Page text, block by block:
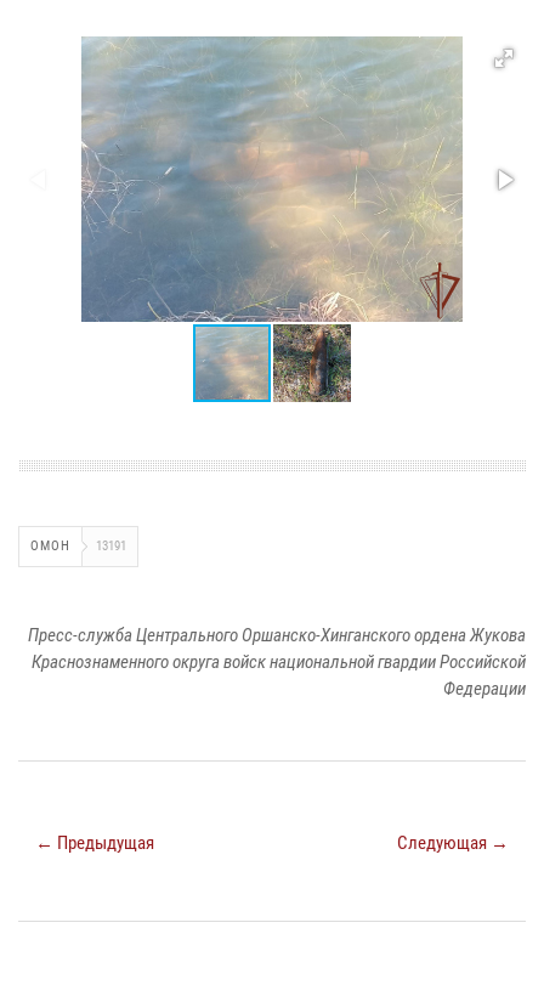
ОМОН 13191
Пресс-служба Центрального Оршанско-Хинганского ордена Жукова
Краснознаменного округа войск национальной гвардии Российской
Федерации
← Предыдущая Следующая →